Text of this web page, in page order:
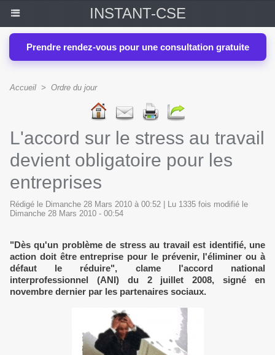
INSTANT-CSE
Prendre rendez-vous pour une consultation gratuite
Accueil > Ordre du jour
L'accord sur le stress au travail
devient obligatoire pour les
entreprises
Rédigé le Dimanche 28 Mars 2010 à 00:52 | Lu 1335 fois modifié le
Dimanche 28 Mars 2010 - 00:54
"Dès qu'un problème de stress au travail est identifié, une
action doit être entreprise pour le prévenir, l'éliminer ou à
défaut le réduire", clame l'accord national
interprofessionnel (ANI) du 2 juillet 2008, signé en
novembre dernier par les partenaires sociaux.